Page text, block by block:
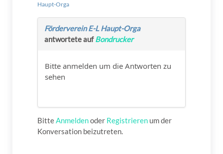
Haupt-Orga
Förderverein E-L Haupt-Orga
antwortete aufBondrucker
Bitte anmelden um die Antworten zu
sehen
BitteAnmeldenoder Registrieren um der
Konversation beizutreten.